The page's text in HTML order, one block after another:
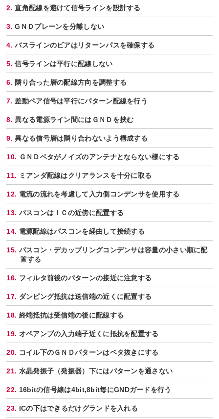
直角配線を避けて信号ラインを設計する
GＮＤプレーンを分離しない
バスラインのビアはリターンパスを確保する
信号ラインは平行に配線しない
隣り合った層の配線方向を調整する
差動ペア信号は平行にパターン配線を行う
異なる電源ライン間にはＧＮＤを挟む
異なる信号層は隣り合わないよう構成する
ＧＮＤベタがノイズのアンテナとならない様にする
ミアンダ配線はクリアランスを十分に取る
電流の流れを考慮して入力側コンデンサを使用する
パスコンはＩＣの近傍に配置する
電源配線はパスコンを経由して接続する
パスコン・デカップリングコンデンサは容量の小さい順に配
置する
フィルタ前後のパターンの接近に注意する
ダンピング抵抗は送信端の近くに配置する
終端抵抗は受信端の後に配線する
オペアンプの入力端子近くに抵抗を配置する
コイル下のＧＮＤパターンはベタ抜きにする
水晶発振子（発振器）下にはパターンを通さない
16bitの信号線は4bit,8bit毎にGNDガードを行う
ICの下はできるだけグランドを入れる